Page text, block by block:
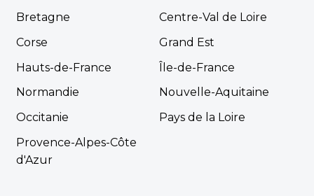
Bretagne
Centre-Val de Loire
Corse
Grand Est
Hauts-de-France
Île-de-France
Normandie
Nouvelle-Aquitaine
Occitanie
Pays de la Loire
Provence-Alpes-Côte
d'Azur